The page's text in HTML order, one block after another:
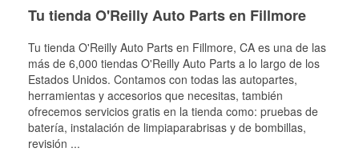
Tu tienda O'Reilly Auto Parts en Fillmore
Tu tienda O'Reilly Auto Parts en Fillmore, CA es una de las
más de 6,000 tiendas O'Reilly Auto Parts a lo largo de los
Estados Unidos. Contamos con todas las autopartes,
herramientas y accesorios que necesitas, también
ofrecemos servicios gratis en la tienda como: pruebas de
batería, instalación de limpiaparabrisas y de bombillas,
revisión ...